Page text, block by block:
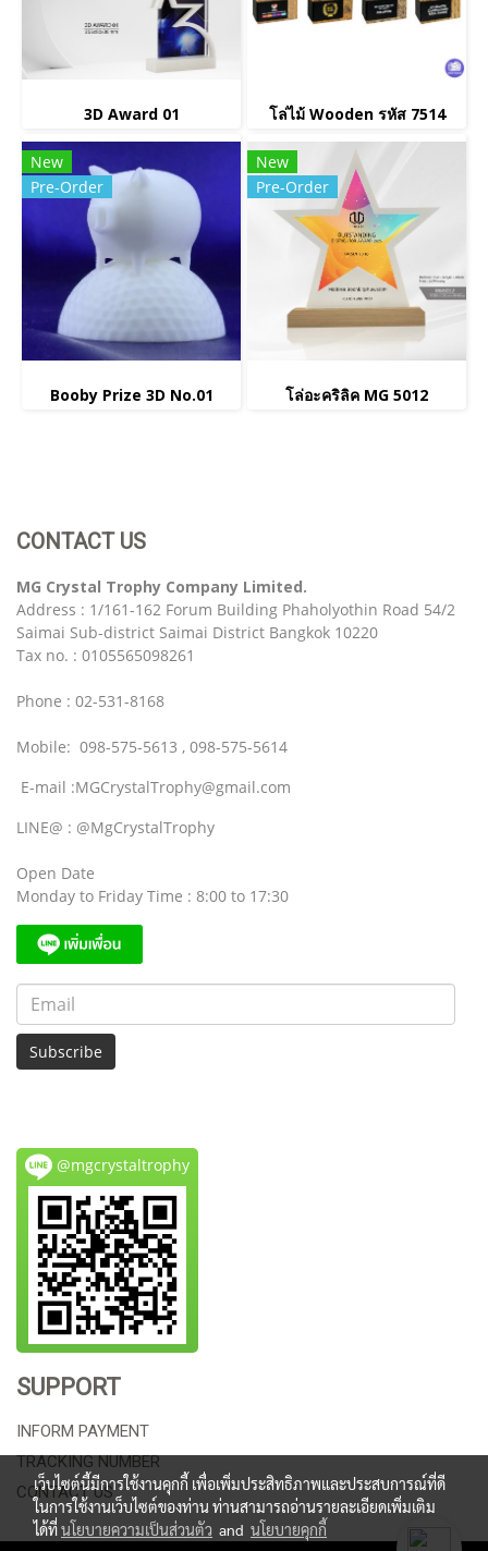
3D Award 01 โล่ไม้ Wooden รหัส 7514
New
Pre-Order
Booby Prize 3D No.01
New
Pre-Order
โล่อะคริลิค MG 5012
CONTACT US
MG Crystal Trophy Company Limited.
Address : 1/161-162 Forum Building Phaholyothin Road 54/2
Saimai Sub-district Saimai District Bangkok 10220
Tax no. : 0105565098261
Phone : 02-531-8168
Mobile: 098-575-5613 , 098-575-5614
E-mail :MGCrystalTrophy@gmail.com
LINE@ : @MgCrystalTrophy
Open Date
Monday to Friday Time : 8:00 to 17:30
Subscribe
@mgcrystaltrophy
SUPPORT
INFORM PAYMENT
TRACKING NUMBER
CONTACT US
เว็บไซต์นี้มีการใช้งานคุกกี้ เพื่อเพิ่มประสิทธิภาพและประสบการณ์ที่ดี
ในการใช้งานเว็บไซต์ของท่าน ท่านสามารถอ่านรายละเอียดเพิ่มเติม
ได้ที่นโยบายความเป็นส่วนตัว and นโยบายคุกกี้